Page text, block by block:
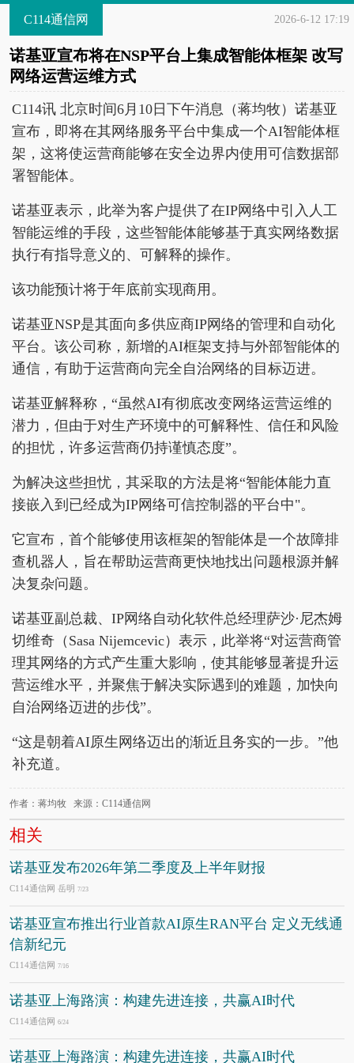
C114通信网 2026-6-12 17:19
诺基亚宣布将在NSP平台上集成智能体框架 改写
网络运营运维方式
C114讯 北京时间6月10日下午消息（蒋均牧）诺基亚
宣布，即将在其网络服务平台中集成一个AI智能体框
架，这将使运营商能够在安全边界内使用可信数据部
署智能体。
诺基亚表示，此举为客户提供了在IP网络中引入人工
智能运维的手段，这些智能体能够基于真实网络数据
执行有指导意义的、可解释的操作。
该功能预计将于年底前实现商用。
诺基亚NSP是其面向多供应商IP网络的管理和自动化
平台。该公司称，新增的AI框架支持与外部智能体的
通信，有助于运营商向完全自治网络的目标迈进。
诺基亚解释称，“虽然AI有彻底改变网络运营运维的
潜力，但由于对生产环境中的可解释性、信任和风险
的担忧，许多运营商仍持谨慎态度”。
为解决这些担忧，其采取的方法是将“智能体能力直
接嵌入到已经成为IP网络可信控制器的平台中"。
它宣布，首个能够使用该框架的智能体是一个故障排
查机器人，旨在帮助运营商更快地找出问题根源并解
决复杂问题。
诺基亚副总裁、IP网络自动化软件总经理萨沙·尼杰姆
切维奇（Sasa Nijemcevic）表示，此举将“对运营商管
理其网络的方式产生重大影响，使其能够显著提升运
营运维水平，并聚焦于解决实际遇到的难题，加快向
自治网络迈进的步伐”。
“这是朝着AI原生网络迈出的渐近且务实的一步。”他
补充道。
作者：蒋均牧 来源：C114通信网
相关
诺基亚发布2026年第二季度及上半年财报
C114通信网 岳明 7/23
诺基亚宣布推出行业首款AI原生RAN平台 定义无线通
信新纪元
C114通信网 7/16
诺基亚上海路演：构建先进连接，共赢AI时代
C114通信网 6/24
诺基亚上海路演：构建先进连接，共赢AI时代